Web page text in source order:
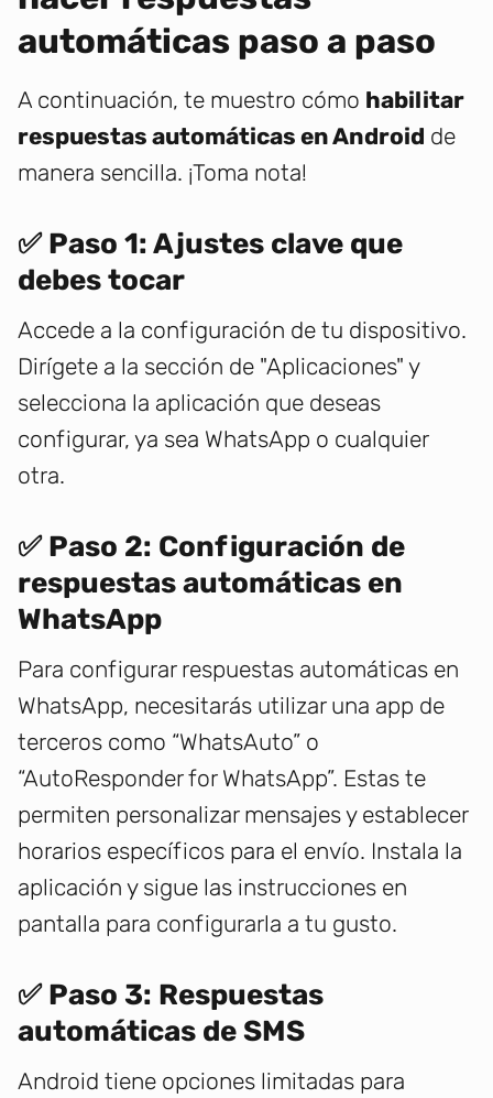
automáticas paso a paso
A continuación, te muestro cómo habilitar
respuestas automáticas en Android de
manera sencilla. ¡Toma nota!
✅ Paso 1: Ajustes clave que
debes tocar
Accede a la configuración de tu dispositivo.
Dirígete a la sección de "Aplicaciones" y
selecciona la aplicación que deseas
configurar, ya sea WhatsApp o cualquier
otra.
✅ Paso 2: Configuración de
respuestas automáticas en
WhatsApp
Para configurar respuestas automáticas en
WhatsApp, necesitarás utilizar una app de
terceros como “WhatsAuto” o
“AutoResponder for WhatsApp”. Estas te
permiten personalizar mensajes y establecer
horarios específicos para el envío. Instala la
aplicación y sigue las instrucciones en
pantalla para configurarla a tu gusto.
✅ Paso 3: Respuestas
automáticas de SMS
Android tiene opciones limitadas para